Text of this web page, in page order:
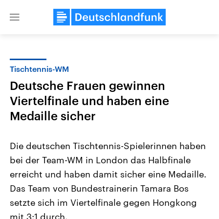
Close
Landtagswahl Sachsen-Anhalt
2026
Alle Informationen
Sachsen-Anhalt wählt am 6.
September 2026 einen neuen
Bundesland von einer Koalition aus
USA
Aktuelle Beiträge,
Hintergründe
Wirtschaftlich und
gehören die Vereinigten
den mächtigsten Ländern
Tischtennis-WM
Deutsche Frauen gewinnen
Viertelfinale und haben eine
Medaille sicher
Die deutschen Tischtennis-Spielerinnen haben
bei der Team-WM in London das Halbfinale
erreicht und haben damit sicher eine Medaille.
Das Team von Bundestrainerin Tamara Bos
setzte sich im Viertelfinale gegen Hongkong
mit 3:1 durch.